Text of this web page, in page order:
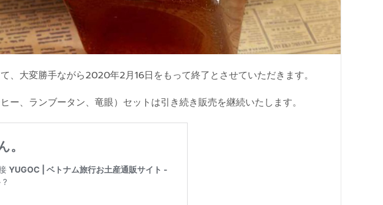
大変勝手ながら2020年2月16日をもって終了とさせていただきます。
、ランブータン、竜眼）セットは引き続き販売を継続いたします。